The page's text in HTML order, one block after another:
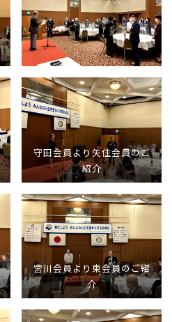
守田会員より矢住会員のご
紹介
宮川会員より東会員のご紹
介